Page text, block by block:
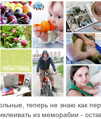
теперь не знаю как
из меморабии -